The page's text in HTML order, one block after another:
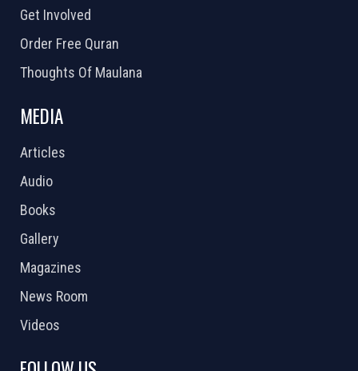
Get Involved
Order Free Quran
Thoughts Of Maulana
MEDIA
Articles
Audio
Books
Gallery
Magazines
News Room
Videos